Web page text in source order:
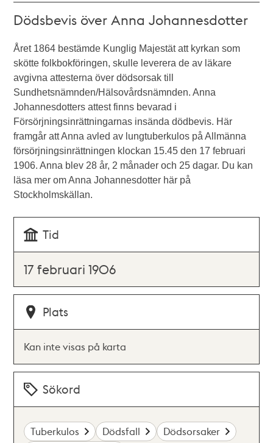
Dödsbevis över Anna Johannesdotter
Året 1864 bestämde Kunglig Majestät att kyrkan som
skötte folkbokföringen, skulle leverera de av läkare
avgivna attesterna över dödsorsak till
Sundhetsnämnden/Hälsovårdsnämnden. Anna
Johannesdotters attest finns bevarad i
Försörjningsinrättningarnas insända dödbevis. Här
framgår att Anna avled av lungtuberkulos på Allmänna
försörjningsinrättningen klockan 15.45 den 17 februari
1906. Anna blev 28 år, 2 månader och 25 dagar. Du kan
läsa mer om Anna Johannesdotter här på
Stockholmskällan.
Tid
17 februari 1906
Plats
Kan inte visas på karta
Sökord
Tuberkulos Dödsfall
Dödsorsaker